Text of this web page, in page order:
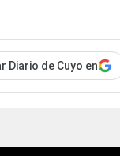
Diario de Cuyo en